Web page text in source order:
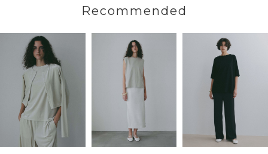
Recommended